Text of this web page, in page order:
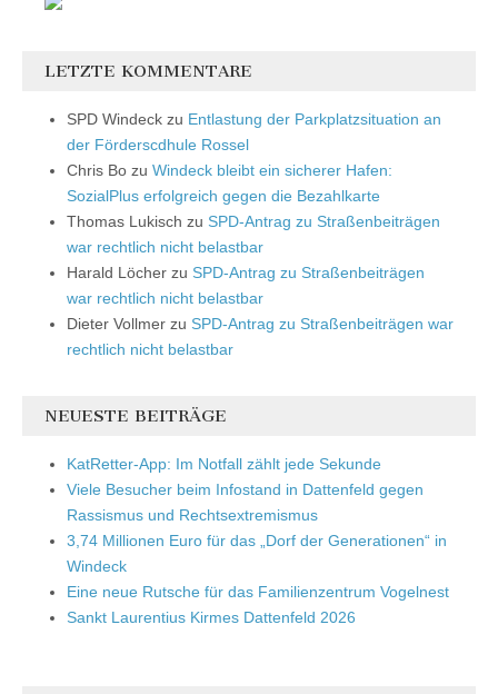
LETZTE KOMMENTARE
SPD Windeck zu Entlastung der Parkplatzsituation an
der Förderscdhule Rossel
Chris Bo zu Windeck bleibt ein sicherer Hafen:
SozialPlus erfolgreich gegen die Bezahlkarte
Thomas Lukisch zu SPD-Antrag zu Straßenbeiträgen
war rechtlich nicht belastbar
Harald Löcher zu SPD-Antrag zu Straßenbeiträgen
war rechtlich nicht belastbar
Dieter Vollmer zu SPD-Antrag zu Straßenbeiträgen war
rechtlich nicht belastbar
NEUESTE BEITRÄGE
KatRetter-App: Im Notfall zählt jede Sekunde
Viele Besucher beim Infostand in Dattenfeld gegen
Rassismus und Rechtsextremismus
3,74 Millionen Euro für das „Dorf der Generationen“ in
Windeck
Eine neue Rutsche für das Familienzentrum Vogelnest
Sankt Laurentius Kirmes Dattenfeld 2026